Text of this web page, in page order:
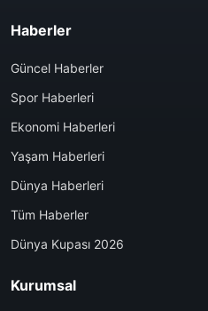
Haberler
Güncel Haberler
Spor Haberleri
Ekonomi Haberleri
Yaşam Haberleri
Dünya Haberleri
Tüm Haberler
Dünya Kupası 2026
Kurumsal